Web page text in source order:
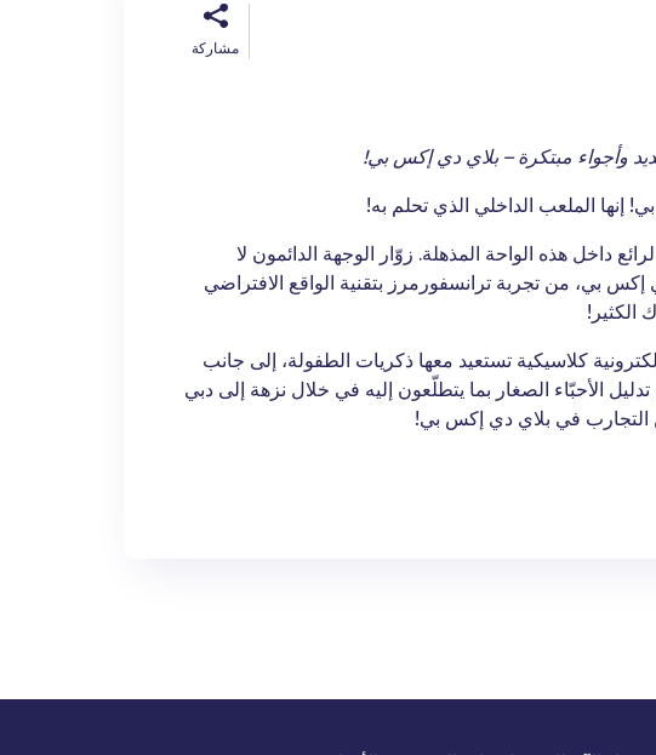
مشاركة
داخل هذه الواحة المذهلة. زوّار الوجهة الدائمون لا
إكس بي، من تجربة ترانسفورمرز بتقنية الواقع الافتراضي
الكثير!
كلاسيكية تستعيد معها ذكريات الطفولة، إلى جانب
الأحبّاء الصغار بما يتطلّعون إليه في خلال نزهة إلى دبي
التجارب في بلاي دي إكس بي!